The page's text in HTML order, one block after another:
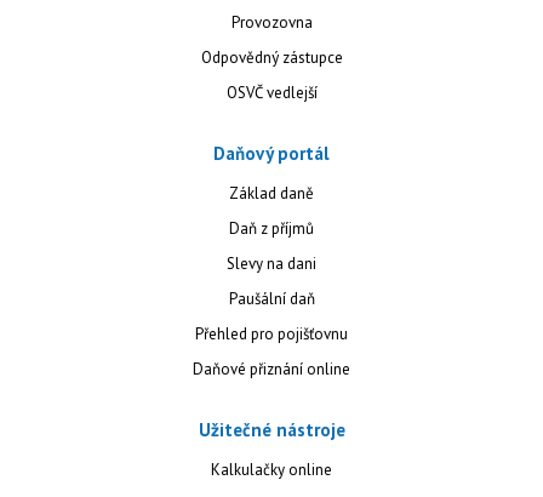
Provozovna
Odpovědný zástupce
OSVČ vedlejší
Daňový portál
Základ daně
Daň z příjmů
Slevy na dani
Paušální daň
Přehled pro pojišťovnu
Daňové přiznání online
Užitečné nástroje
Kalkulačky online